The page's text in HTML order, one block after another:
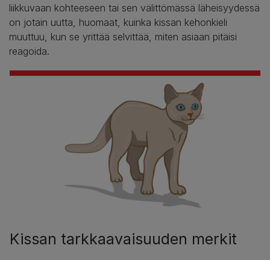
liikkuvaan kohteeseen tai sen välittömässä läheisyydessä
on jotain uutta, huomaat, kuinka kissan kehonkieli
muuttuu, kun se yrittää selvittää, miten asiaan pitäisi
reagoida.
Kissan tarkkaavaisuuden merkit